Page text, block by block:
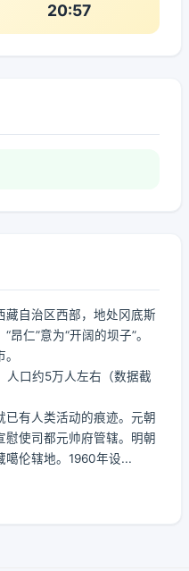
20:57
藏自治区西部，地处冈底斯
仁”意为“开阔的坝子”。
人口约5万人左右（数据截
有人类活动的痕迹。元朝
慰使司都元帅府管辖。明朝
噶伦辖地。1960年设...